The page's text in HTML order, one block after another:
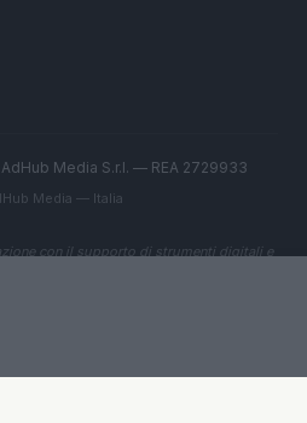
Media S.r.l. — REA 2729933
Media — Italia
con il supporto di strumenti digitali e